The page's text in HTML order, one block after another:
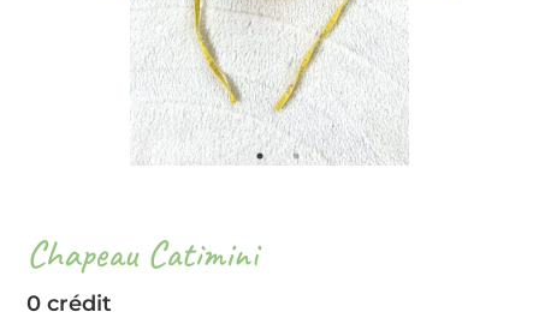
Chapeau Catimini
0 crédit